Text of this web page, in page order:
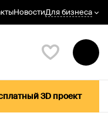
НовостиДля бизнеса
3D проект